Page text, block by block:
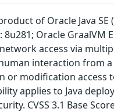
of Oracle Java
8u281; Oracle GraalVM
access via
interaction from
modification access to
applies to Java
CVSS 3.1 Base